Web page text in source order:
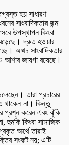
হয় সাধারণ
সাংবাদিকতার জন্ম
উপস্থাপন কিংবা
দ্রুত হওয়ার
অথচ সাংবাদিকতার
জায়গা রয়েছে।
তারা প্রচারের
থাকেন না। কিন্তু
প্রশ্ন করেন এবং ঝুঁকি
কিংবা সামাজিক
অর্থে তারাই
সংকট নয়; এটি